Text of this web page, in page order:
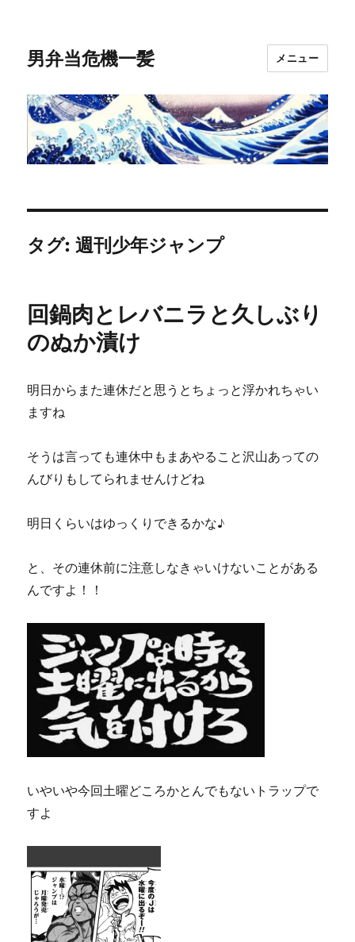
男弁当危機一髪 メニュー
タグ:週刊少年ジャンプ
回鍋肉とレバニラと久しぶり
のぬか漬け
明日からまた連休だと思うとちょっと浮かれちゃい
ますね
そうは言っても連休中もまあやること沢山あっての
んびりもしてられませんけどね
明日くらいはゆっくりできるかな♪
と、その連休前に注意しなきゃいけないことがある
んですよ！！
いやいや今回土曜どころかとんでもないトラップで
すよ